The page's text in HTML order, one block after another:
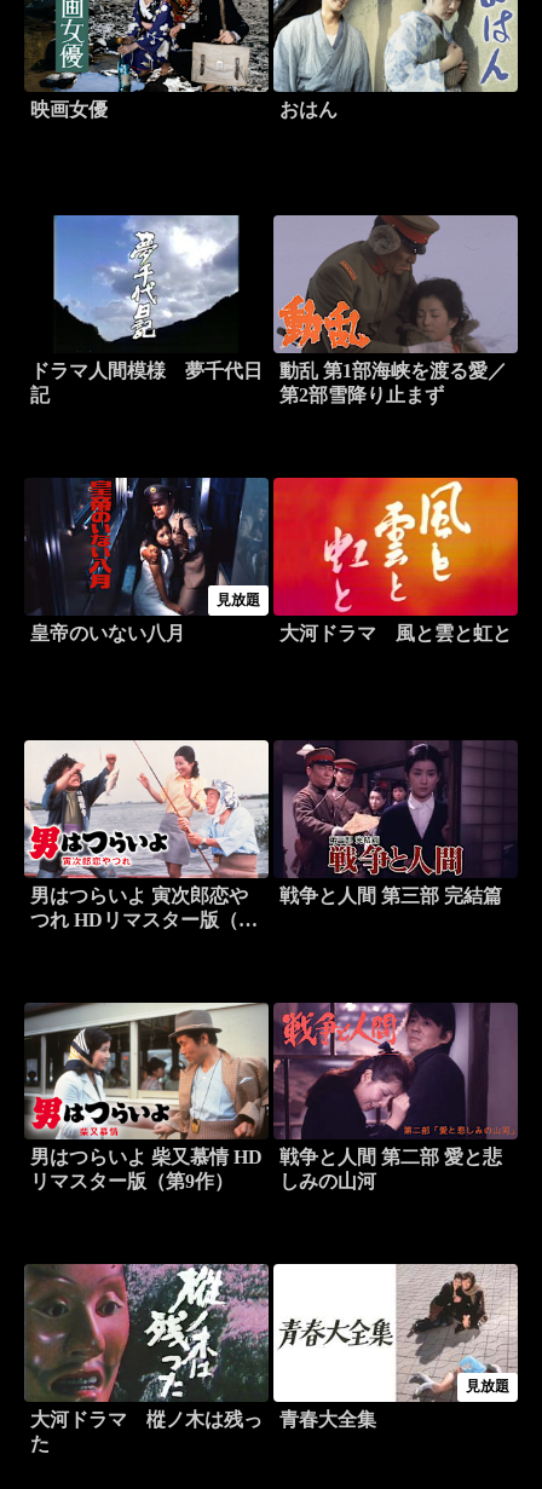
映画女優 おはん
ドラマ人間模様 夢千代日
記
動乱 第1部海峡を渡る愛／
第2部雪降り止まず
見放題
皇帝のいない八月 大河ドラマ 風と雲と虹と
男はつらいよ 寅次郎恋や
つれ HDリマスター版（第
戦争と人間 第三部 完結篇
男はつらいよ 柴又慕情 HD
リマスター版（第9作）
戦争と人間 第二部 愛と悲
しみの山河
大河ドラマ 樅ノ木は残っ
た
見放題
青春大全集